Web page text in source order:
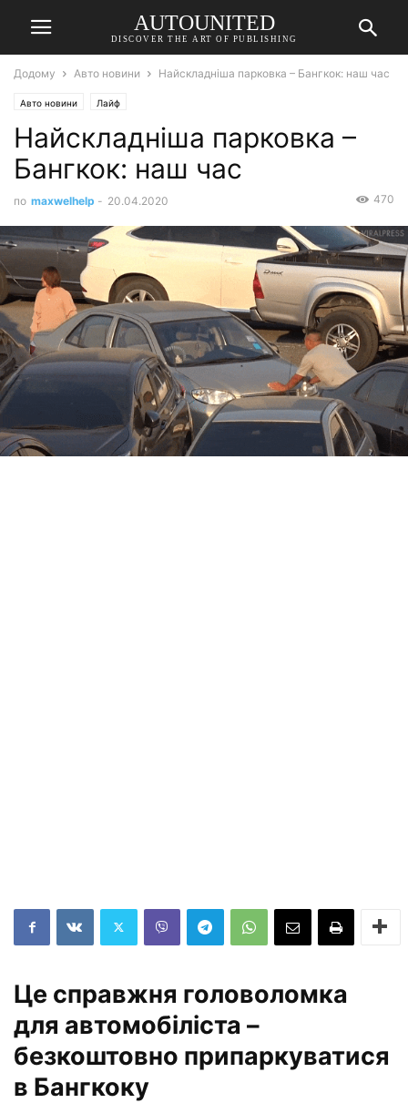
AUTOUNITED
DISCOVER THE ART OF PUBLISHING
Додому Авто новини Найскладніша парковка – Бангкок: наш час
Авто новини Лайф
Найскладніша парковка –
Бангкок: наш час
по maxwelhelp - 20.04.2020 470
Це справжня головоломка
для автомобіліста –
безкоштовно припаркуватися
в Бангкоку